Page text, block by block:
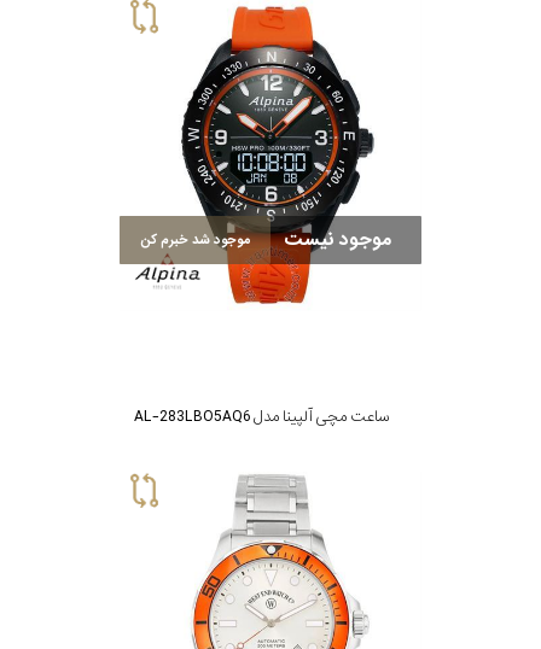
موجود نیست موجود شد خبرم کن
ساعت مچی آلپینا مدل AL-283LBO5AQ6